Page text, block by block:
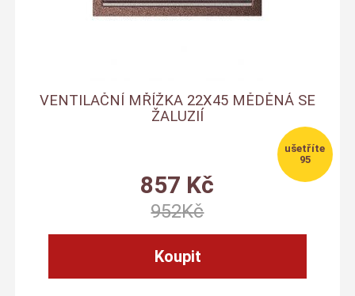
VENTILAČNÍ MŘÍŽKA 22X45 MĚDĚNÁ SE
ŽALUZIÍ
857 Kč
95
952Kč